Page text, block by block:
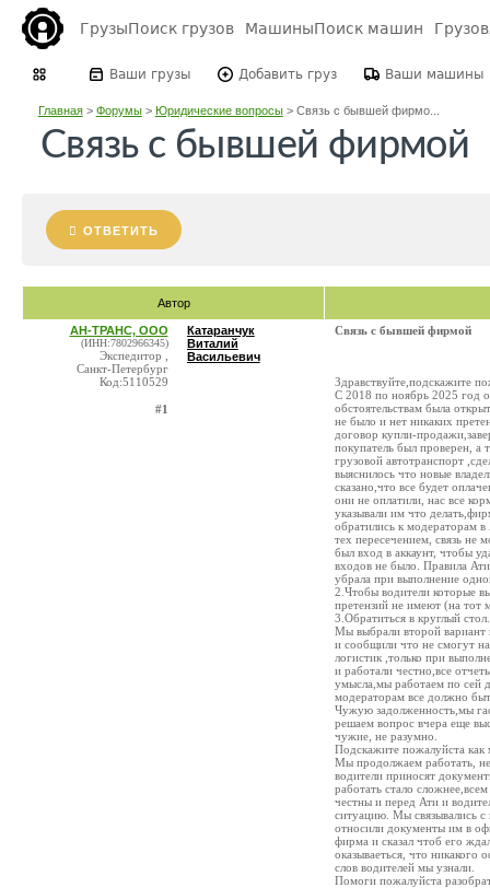
ГрузыПоиск грузов МашиныПоиск машин
Ваши грузы Добавить груз Ваши машины
Главная> Форумы> Юридические вопросы> Связь с бывшей фирмо...
Связь с бывшей фирмой
ОТВЕТИТЬ
Автор
АН-ТРАНС, ООО
(ИНН:7802966345)
Экспедитор ,
Санкт-Петербург
Код:5110529
#1
Катаранчук
Виталий
Васильевич
Связь с бывшей фирмой
Здравствуйте,подскажите
С 2018 по ноябрь 2025 год
обстоятельствам была
не было и нет никаких
договор купли-
покупатель был проверен, а
грузовой автотранспорт
выяснилось что новые
сказано,что все будет
они не оплатили, нас все
указывали им что
обратились к модераторам в
тех пересечением, связь
был вход в аккаунт, чтобы
входов не было. Правила
убрала при выполнение
2.Чтобы водители которые
претензий не имеют (на тот
3.Обратиться в круглый стол.
Мы выбрали второй вариант
и сообщили что не смогут
логистик ,только при
и работали честно,все
умысла,мы работаем по сей
модераторам все должно
Чужую задолженность,мы
решаем вопрос вчера еще
чужие, не разумно.
Подскажите пожалуйста как
Мы продолжаем работать,
водители приносят
работать стало
честны и перед Ати и
ситуацию. Мы связывались с
относили документы им в
фирма и сказал чтоб его
оказываеться, что никакого
слов водителей мы узнали.
Помоги пожалуйста